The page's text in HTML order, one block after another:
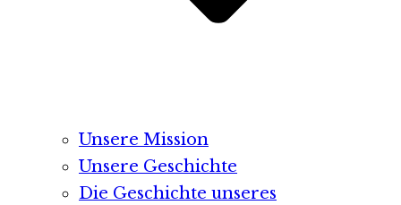
Unsere Mission
Unsere Geschichte
Die Geschichte unseres